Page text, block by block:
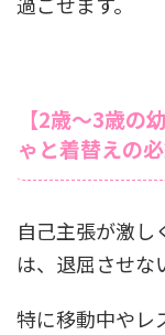
【2歳〜3歳の
ゃと着替えの
自己主張が激し
は、退屈させな
特に移動中やレ